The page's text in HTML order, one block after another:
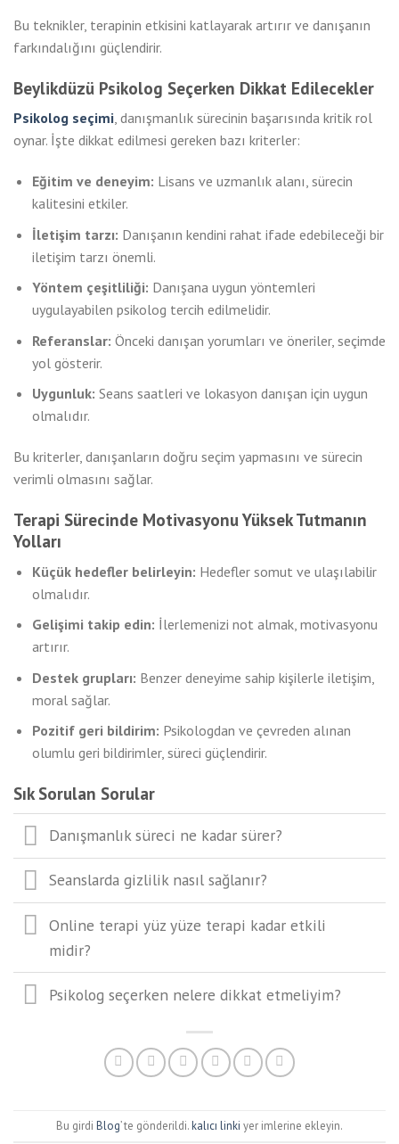
Bu teknikler, terapinin etkisini katlayarak artırır ve danışanın
farkındalığını güçlendirir.
Beylikdüzü Psikolog Seçerken Dikkat Edilecekler
Psikolog seçimi, danışmanlık sürecinin başarısında kritik rol
oynar. İşte dikkat edilmesi gereken bazı kriterler:
Eğitim ve deneyim: Lisans ve uzmanlık alanı, sürecin
kalitesini etkiler.
İletişim tarzı: Danışanın kendini rahat ifade edebileceği bir
iletişim tarzı önemli.
Yöntem çeşitliliği: Danışana uygun yöntemleri
uygulayabilen psikolog tercih edilmelidir.
Referanslar: Önceki danışan yorumları ve öneriler, seçimde
yol gösterir.
Uygunluk: Seans saatleri ve lokasyon danışan için uygun
olmalıdır.
Bu kriterler, danışanların doğru seçim yapmasını ve sürecin
verimli olmasını sağlar.
Terapi Sürecinde Motivasyonu Yüksek Tutmanın
Yolları
Küçük hedefler belirleyin: Hedefler somut ve ulaşılabilir
olmalıdır.
Gelişimi takip edin: İlerlemenizi not almak, motivasyonu
artırır.
Destek grupları: Benzer deneyime sahip kişilerle iletişim,
moral sağlar.
Pozitif geri bildirim: Psikologdan ve çevreden alınan
olumlu geri bildirimler, süreci güçlendirir.
Sık Sorulan Sorular
Danışmanlık süreci ne kadar sürer?
Seanslarda gizlilik nasıl sağlanır?
Online terapi yüz yüze terapi kadar etkili
midir?
Psikolog seçerken nelere dikkat etmeliyim?
Bu girdi Blog’ te gönderildi.kalıcı linki yer imlerine ekleyin.